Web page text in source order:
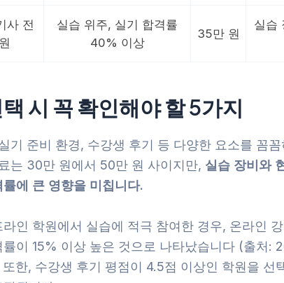
사 전
실습 위주, 실기 합격률
40% 이상
35만 원
실습
시 꼭 확인해야 할 5가지
기 준비 환경, 수강생 후기 등 다양한 요소를 꼼
는 30만 원에서 50만 원 사이지만, 실습 장비와
에 큰 영향을 미칩니다.
인 학원에서 실습에 적극 참여한 경우, 온라인
률이 15% 이상 높은 것으로 나타났습니다 (출처:
한, 수강생 후기 평점이 4.5점 이상인 학원을 선